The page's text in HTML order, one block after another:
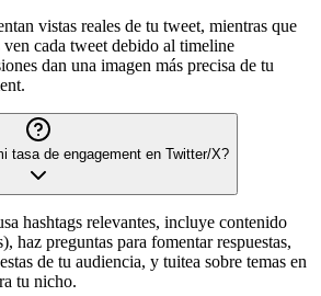
vistas reales de tu tweet, mientras que
cada tweet debido al timeline
dan una imagen más precisa de tu
tasa de engagement en Twitter/X?
hashtags relevantes, incluye contenido
haz preguntas para fomentar respuestas,
de tu audiencia, y tuitea sobre temas en
tu nicho.